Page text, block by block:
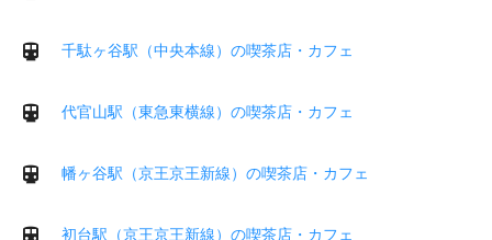
千駄ヶ谷駅（中央本線）の喫茶店・カフェ
代官山駅（東急東横線）の喫茶店・カフェ
幡ヶ谷駅（京王京王新線）の喫茶店・カフェ
初台駅（京王京王新線）の喫茶店・カフェ